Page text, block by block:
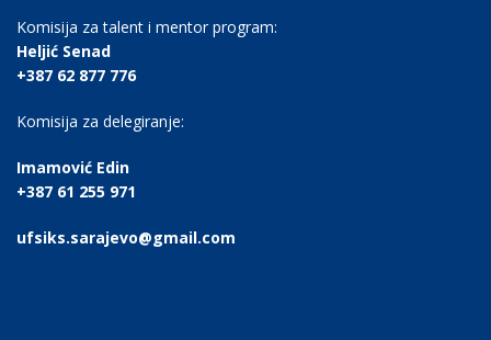
Komisija za talent i mentor program:
Heljić Senad
+387 62 877 776
Komisija za delegiranje:
Imamović Edin
+387 61 255 971
ufsiks.sarajevo@gmail.com